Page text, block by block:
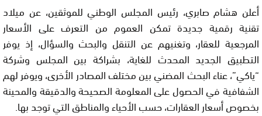
أعلن هشام صابري، رئيس المجلس الوطني للموثقين، عن ميلاد
تقنية رقمية جديدة تمكن العموم من التعرف على الأسعار
المرجعية للعقار، وتغنيهم عن التنقل والبحث والسؤال، إذ يوفر
التطبيق الجديد المحدث للغاية، بشراكة بين المجلس وشركة
“ياكي”، عناء البحث المضني بين مختلف المصادر الأخرى، ويوفر لهم
الشفافية في الحصول على المعلومة الصحيحة والدقيقة والمحينة
بخصوص أسعار العقارات، حسب الأحياء والمناطق التي توجد بها.